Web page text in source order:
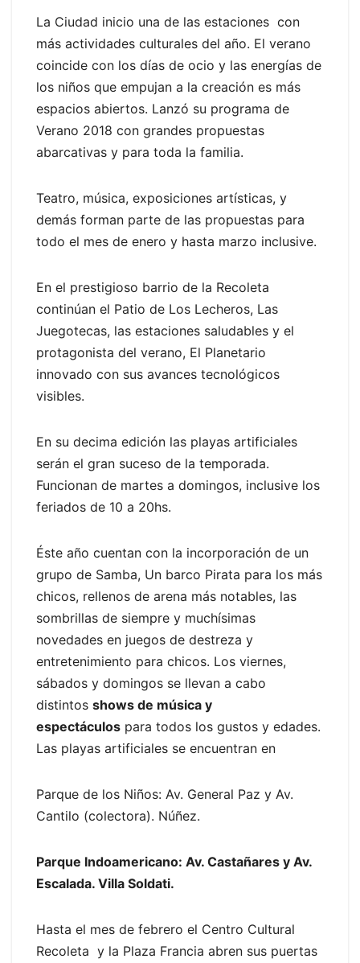
La Ciudad inicio una de las estaciones con
más actividades culturales del año. El verano
coincide con los días de ocio y las energías de
los niños que empujan a la creación es más
espacios abiertos. Lanzó su programa de
Verano 2018 con grandes propuestas
abarcativas y para toda la familia.
Teatro, música, exposiciones artísticas, y
demás forman parte de las propuestas para
todo el mes de enero y hasta marzo inclusive.
En el prestigioso barrio de la Recoleta
continúan el Patio de Los Lecheros, Las
Juegotecas, las estaciones saludables y el
protagonista del verano, El Planetario
innovado con sus avances tecnológicos
visibles.
En su decima edición las playas artificiales
serán el gran suceso de la temporada.
Funcionan de martes a domingos, inclusive los
feriados de 10 a 20hs.
Éste año cuentan con la incorporación de un
grupo de Samba, Un barco Pirata para los más
chicos, rellenos de arena más notables, las
sombrillas de siempre y muchísimas
novedades en juegos de destreza y
entretenimiento para chicos. Los viernes,
sábados y domingos se llevan a cabo
distintos shows de música y
espectáculos para todos los gustos y edades.
Las playas artificiales se encuentran en
Parque de los Niños: Av. General Paz y Av.
Cantilo (colectora). Núñez.
Parque Indoamericano: Av. Castañares y Av.
Escalada. Villa Soldati.
Hasta el mes de febrero el Centro Cultural
Recoleta y la Plaza Francia abren sus puertas